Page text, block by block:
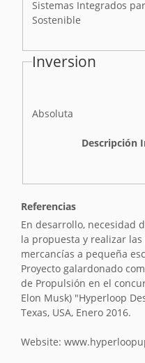
Sistemas Integrados
Sostenible
Inversion
I
s
i
n
Absoluta
Descripción
Referencias
En desarrollo, necesidad
la propuesta y realizar
mercancías a pequeña
Proyecto galardonado
de Propulsión en el
Elon Musk) "Hyperloop
Texas, USA, Enero 2016.
Website: